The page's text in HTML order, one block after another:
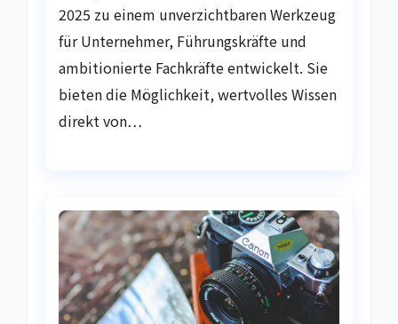
2025 zu einem unverzichtbaren Werkzeug
für Unternehmer, Führungskräfte und
ambitionierte Fachkräfte entwickelt. Sie
bieten die Möglichkeit, wertvolles Wissen
direkt von…